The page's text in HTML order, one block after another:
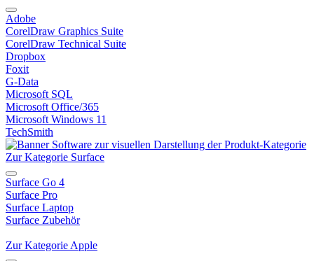
Adobe
CorelDraw Graphics Suite
CorelDraw Technical Suite
Dropbox
Foxit
G-Data
Microsoft SQL
Microsoft Office/365
Microsoft Windows 11
TechSmith
Zur Kategorie Surface
Surface Go 4
Surface Pro
Surface Laptop
Surface Zubehör
Zur Kategorie Apple